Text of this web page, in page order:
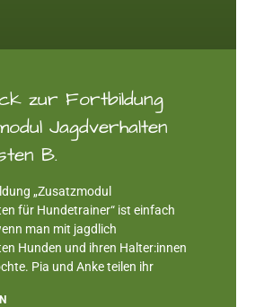
zur Fortbildung
Jagdverhalten
B.
„Zusatzmodul
für Hundetrainer“ ist einfach
man mit jagdlich
Hunden und ihren Halter:innen
Pia und Anke teilen ihr